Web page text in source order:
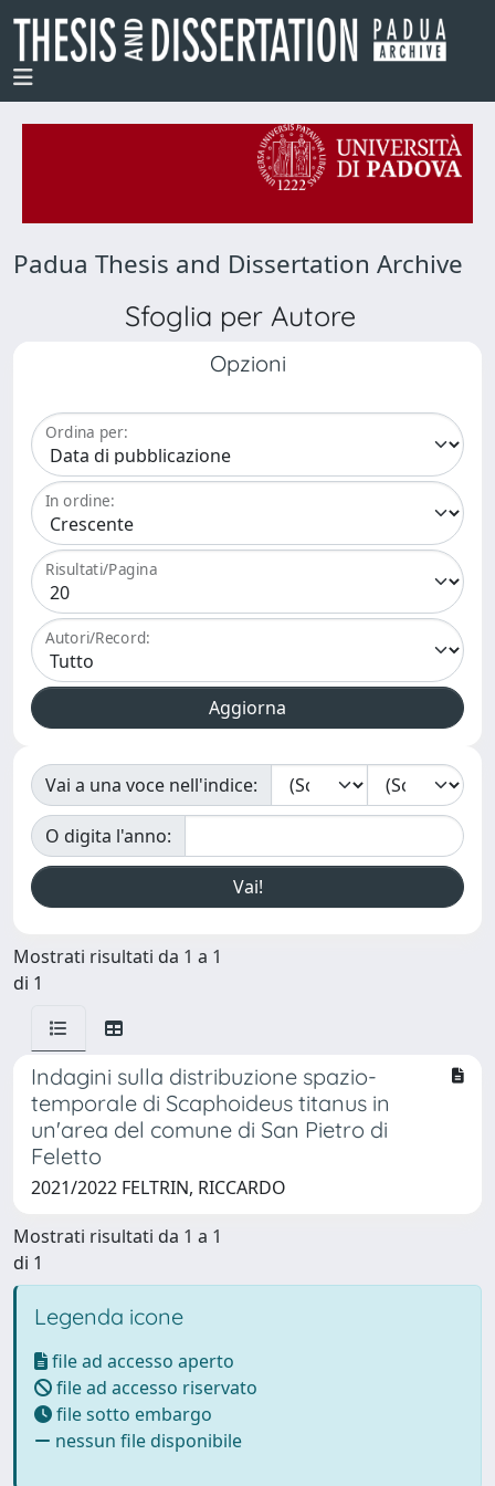
Padua Thesis and Dissertation Archive
Sfoglia per Autore
Opzioni
Ordina per:
In ordine:
Risultati/Pagina
Autori/Record:
Vai a una voce nell'indice:
O digita l'anno:
Mostrati risultati da 1 a 1
di 1
Indagini sulla distribuzione spazio-
temporale di Scaphoideus titanus in
un'area del comune di San Pietro di
Feletto
2021/2022 FELTRIN, RICCARDO
Mostrati risultati da 1 a 1
di 1
Legenda icone
file ad accesso aperto
file ad accesso riservato
file sotto embargo
nessun file disponibile